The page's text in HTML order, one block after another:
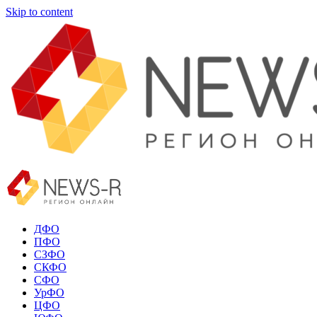
Skip to content
ДФО
ПФО
СЗФО
СКФО
СФО
УрФО
ЦФО